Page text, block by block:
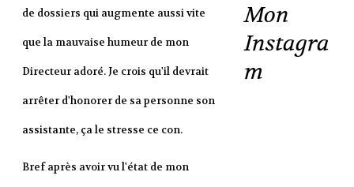
de dossiers qui augmente aussi vite
que la mauvaise humeur de mon
Directeur adoré. Je crois qu'il devrait
arrêter d'honorer de sa personne son
assistante, ça le stresse ce con.
Bref après avoir vu l'état de mon
Mon
Instagra
m